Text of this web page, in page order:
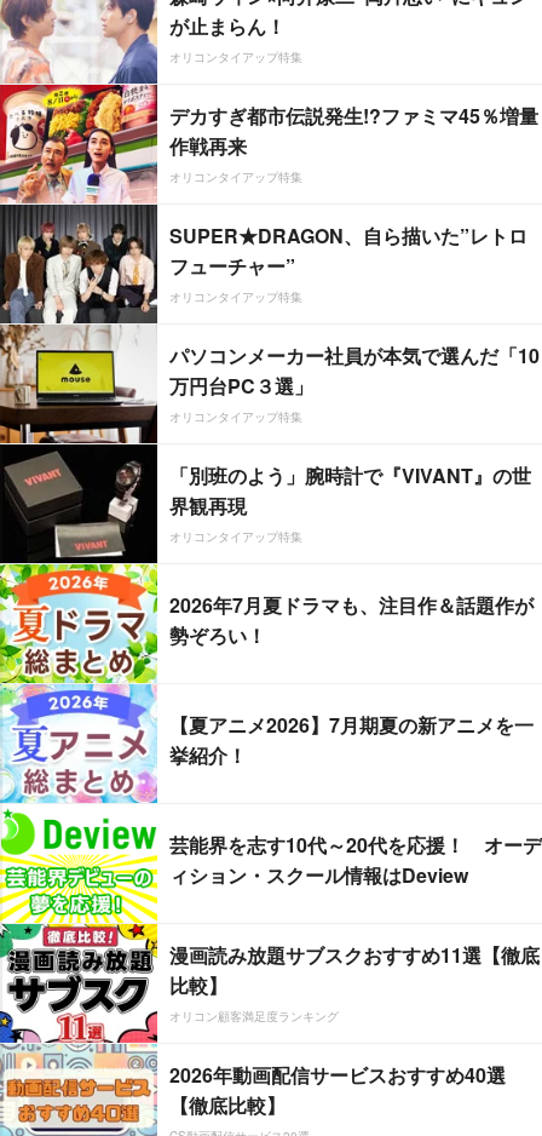
が止まらん！
オリコンタイアップ特集
デカすぎ都市伝説発生!?ファミマ45％増量
作戦再来
オリコンタイアップ特集
SUPER★DRAGON、自ら描いた”レトロ
フューチャー”
オリコンタイアップ特集
パソコンメーカー社員が本気で選んだ「10
万円台PC３選」
オリコンタイアップ特集
「別班のよう」腕時計で『VIVANT』の世
界観再現
オリコンタイアップ特集
2026年7月夏ドラマも、注目作＆話題作が
勢ぞろい！
【夏アニメ2026】7月期夏の新アニメを一
挙紹介！
芸能界を志す10代～20代を応援！ オーデ
ィション・スクール情報はDeview
漫画読み放題サブスクおすすめ11選【徹底
比較】
オリコン顧客満足度ランキング
2026年動画配信サービスおすすめ40選
【徹底比較】